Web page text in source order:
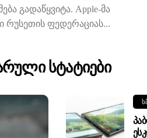
გადაწყვიტა. Apple-მა
რუსეთის ფედერაციას...
Სტატიები